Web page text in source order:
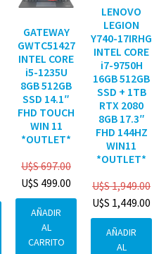
GATEWAY
GWTC51427
INTEL CORE
i5-1235U
8GB 512GB
SSD 14.1″
FHD TOUCH
WIN 11
*OUTLET*
U$S697.00
U$S 499.00
AÑADIR
AL
CARRITO
LENOVO
LEGION
Y740-17IRHG
INTEL CORE
i7-9750H
16GB 512GB
SSD + 1TB
RTX 2080
8GB 17.3″
FHD 144HZ
WIN11
*OUTLET*
U$S1,949.00
U$S 1,449.00
AÑADIR
AL